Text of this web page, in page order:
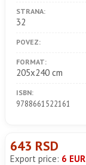
STRANA:
32
POVEZ:
FORMAT:
205x240 cm
ISBN:
9788661522161
643 RSD
Export price: 6 EUR